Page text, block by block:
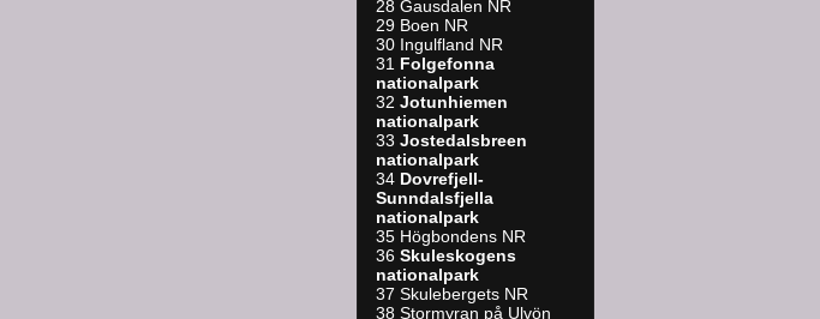
28 Gausdalen NR
29 Boen NR
30 Ingulfland NR
31 Folgefonna
nationalpark
32 Jotunhiemen
nationalpark
33 Jostedalsbreen
nationalpark
34 Dovrefjell-
Sunndalsfjella
nationalpark
35 Högbondens NR
36 Skuleskogens
nationalpark
37 Skulebergets NR
38 Stormyran på Ulvön